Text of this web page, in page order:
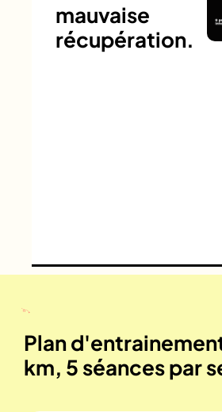
mauvaise
récupération.
Plan
km, 5 séances par